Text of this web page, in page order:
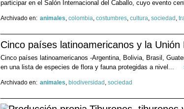
participar en el Salón Internacional del Caballo, cuyo evento
Archivado en: animales, colombia, costumbres, cultura, sociedad ,
Cinco países latinoamericanos y la
Cinco países latinoamericanos -Argentina, Bolivia, Brasil,
en una lista de especies de flora y fauna protegidas a nivel...
Archivado en: animales, biodiversidad , sociedad